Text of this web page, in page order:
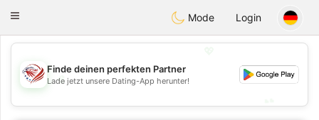
Dating
Toggle
Mode Login
💖
💕
Finde deinen perfekten Partner
Lade jetzt unsere Dating-App herunter!